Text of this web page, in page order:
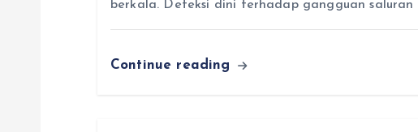
berkala. Deteksi dini terhadap gangguan
Continue reading